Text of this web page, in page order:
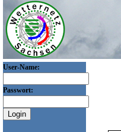
User-Name:
Passwort: